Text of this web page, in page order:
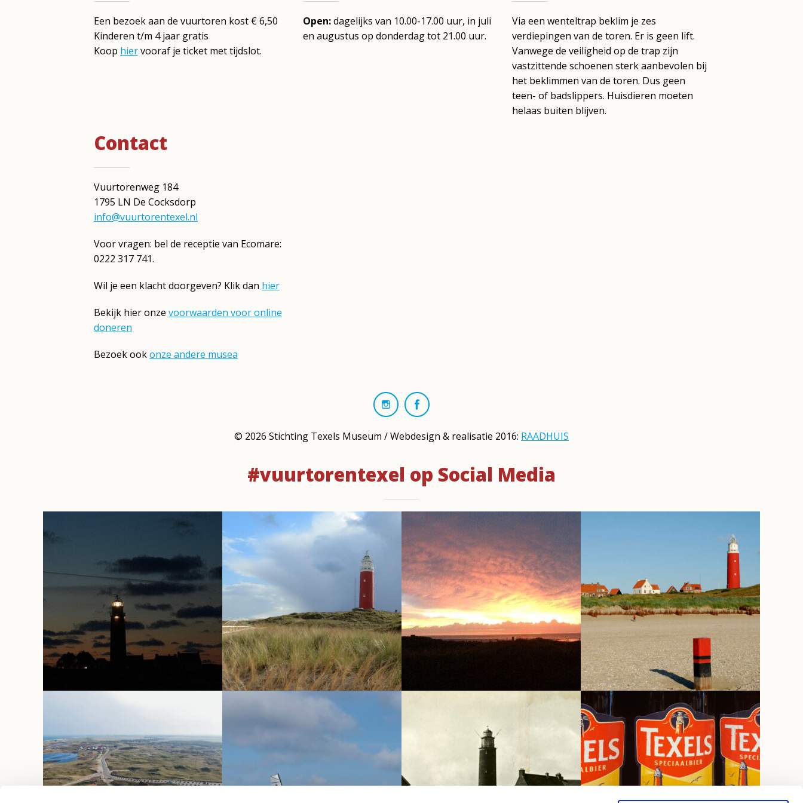
Een bezoek aan de vuurtoren kost € 6,50
Kinderen t/m 4 jaar gratis
Koop hiervooraf je ticket met tijdslot.
Open:dagelijks van 10.00-17.00 uur, in juli
en augustus op donderdag tot 21.00 uur.
Via een wenteltrap beklim je zes
verdiepingen van de toren. Er is geen lift.
Vanwege de veiligheid op de trap zijn
vastzittende schoenen sterk aanbevolen bij
het beklimmen van de toren. Dus geen
teen- of badslippers. Huisdieren moeten
helaas buiten blijven.
Contact
Vuurtorenweg 184
1795 LN De Cocksdorp
info@vuurtorentexel.nl
Voor vragen: bel de receptie van Ecomare:
0222 317 741.
Wil je een klacht doorgeven? Klik dan hier
Bekijk hier onze voorwaarden voor online
doneren
Bezoek ookonze andere musea
© 2026 Stichting Texels Museum / Webdesign & realisatie 2016: RAADHUIS
#vuurtorentexel op Social Media